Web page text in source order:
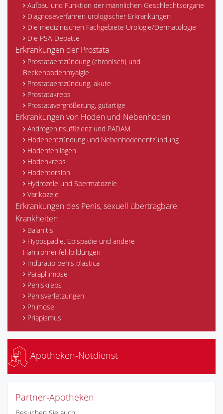
Aufbau und Funktion der männlichen Geschlechtsorgane
Diagnoseverfahren urologischer Erkrankungen
Die medizinischen Fachgebiete Urologie/Dermatologie
Die PSA-Debatte
Erkrankungen der Prostata
Prostataentzündung (chronisch) und
Beckenbodenmyalgie
Prostataentzündung, akute
Prostatakrebs
Prostatavergrößerung, gutartige
Erkrankungen von Hoden und Nebenhoden
Androgeninsuffizienz und PADAM
Hodenentzündung und Nebenhodenentzündung
Hodenfehllagen
Hodenkrebs
Hodentorsion
Hydrozele und Spermatozele
Varikozele
Erkrankungen des Penis, sexuell übertragbare
Krankheiten
Balanitis
Hypospadie, Epispadie und andere
Harnröhrenfehlbildungen
Induratio penis plastica
Paraphimose
Peniskrebs
Penisverletzungen
Phimose
Priapismus
Apotheken-Notdienst
Partner-Apotheken